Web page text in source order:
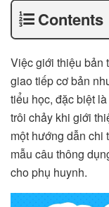
Contents
Việc giới thiệu bản
giao tiếp cơ bản
tiểu học, đặc biệt
trôi chảy khi giới
một hướng dẫn chi
mẫu câu thông
cho phụ huynh.